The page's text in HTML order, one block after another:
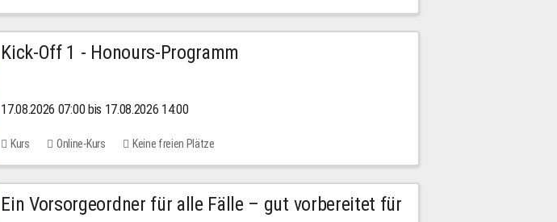
Kick-Off 1 - Honours-Programm
17.08.2026 07:00 bis 17.08.2026 14:00
Kurs Online-Kurs Keine freien Plätze
Ein Vorsorgeordner für alle Fälle – gut vorbereitet für